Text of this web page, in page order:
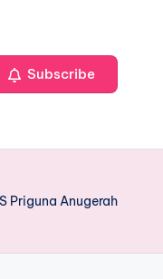
Subscribe
Priguna Anugerah